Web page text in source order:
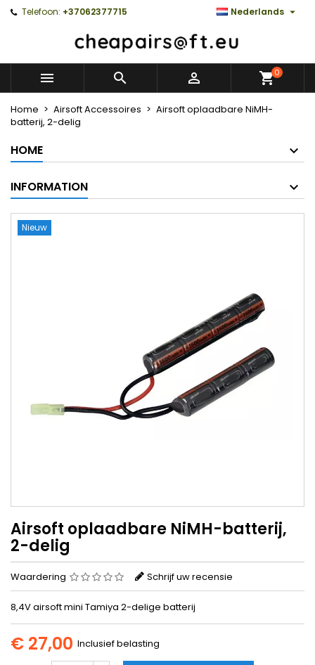
Telefoon: +37062377715 Nederlands 
   0
Home Airsoft Accessoires
Airsoft oplaadbare NiMH-
batterij, 2-delig
HOME
INFORMATION
Nieuw
Airsoft oplaadbare NiMH-batterij,
2-delig
Waardering Schrijf uw recensie
8,4V airsoft mini Tamiya 2-delige batterij
€ 27,00 Inclusief belasting